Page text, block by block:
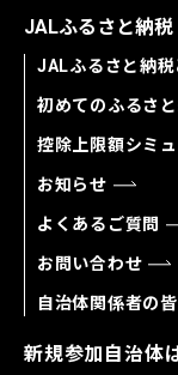
JALふるさと納税
JALふるさと納税
初めてのふるさ
控除上限額シミ
お知らせ
よくあるご質問
お問い合わせ
自治体関係者の
新規参加自治体